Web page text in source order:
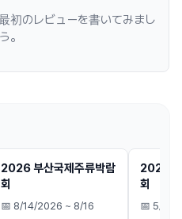
初のレビューを書いてみまし
。
予約
2026 부산국제주류박람
회
📅 8/14/2026 ~ 8/16
2026 서
회
📅 5/1/